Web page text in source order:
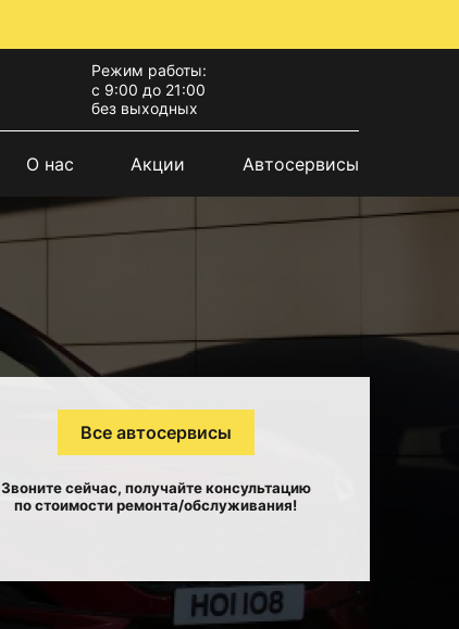
Режим работы:
с 9:00 до 21:00
без выходных
О нас Акции Автосервисы
Все автосервисы
Звоните сейчас, получайте консультацию
по стоимости ремонта/обслуживания!